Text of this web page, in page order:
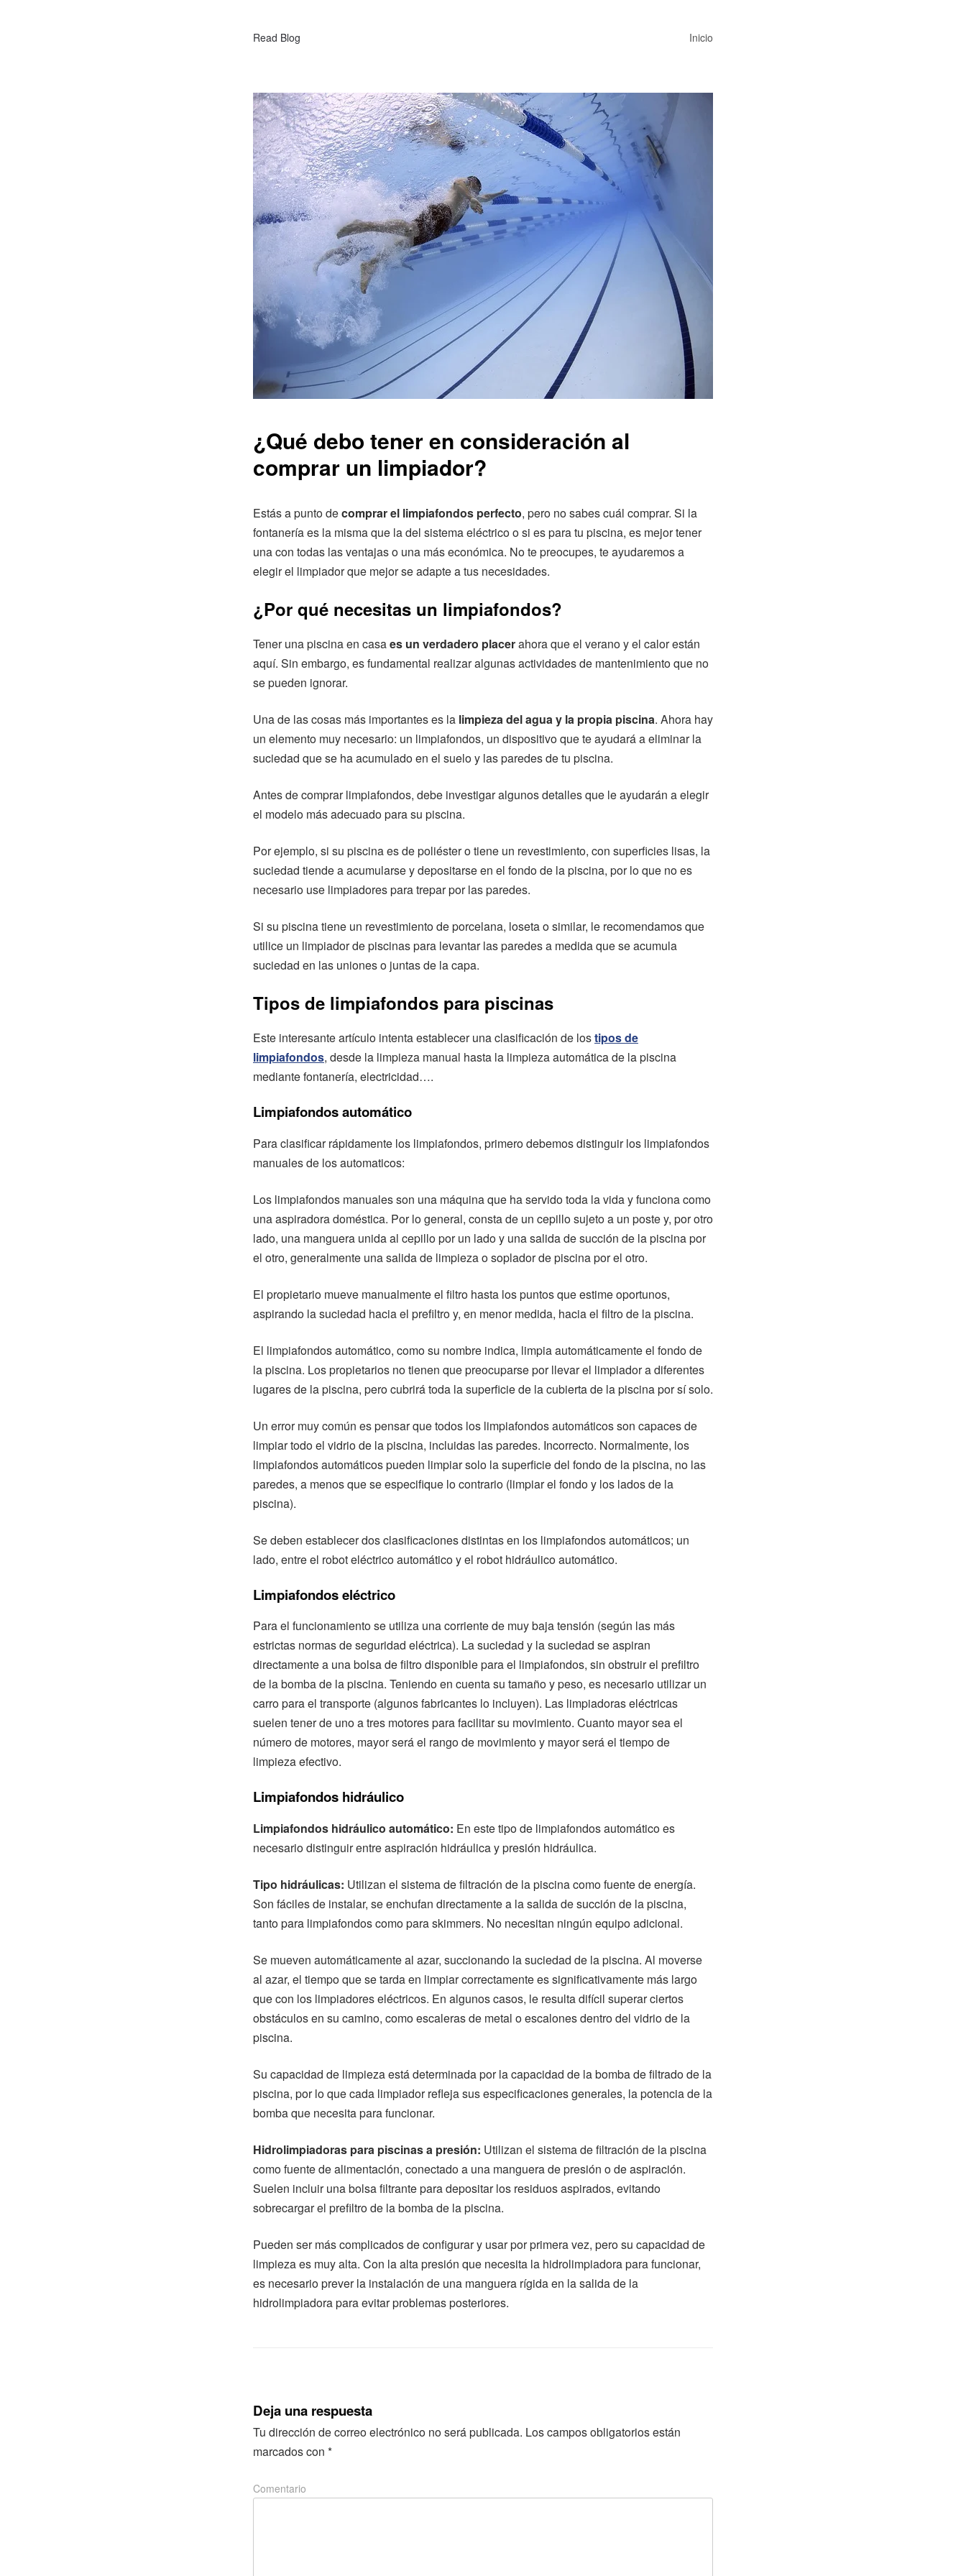
Read Blog Inicio
¿Qué debo tener en consideración al
comprar un limpiador?
Estás a punto decomprar el limpiafondos perfecto, pero no sabes cuál comprar. Si la
fontanería es la misma que la del sistema eléctrico o si es para tu piscina, es mejor tener
una con todas las ventajas o una más económica. No te preocupes, te ayudaremos a
elegir el limpiador que mejor se adapte a tus necesidades.
¿Por qué necesitas un limpiafondos?
Tener una piscina en casaes un verdadero placerahora que el verano y el calor están
aquí. Sin embargo, es fundamental realizar algunas actividades de mantenimiento que no
se pueden ignorar.
Una de las cosas más importantes es la limpieza del agua y la propia piscina. Ahora hay
un elemento muy necesario: un limpiafondos, un dispositivo que te ayudará a eliminar la
suciedad que se ha acumulado en el suelo y las paredes de tu piscina.
Antes de comprar limpiafondos, debe investigar algunos detalles que le ayudarán a elegir
el modelo más adecuado para su piscina.
Por ejemplo, si su piscina es de poliéster o tiene un revestimiento, con superficies lisas, la
suciedad tiende a acumularse y depositarse en el fondo de la piscina, por lo que no es
necesario use limpiadores para trepar por las paredes.
Si su piscina tiene un revestimiento de porcelana, loseta o similar, le recomendamos que
utilice un limpiador de piscinas para levantar las paredes a medida que se acumula
suciedad en las uniones o juntas de la capa.
Tipos de limpiafondos para piscinas
Este interesante artículo intenta establecer una clasificación de lostipos de
limpiafondos, desde la limpieza manual hasta la limpieza automática de la piscina
mediante fontanería, electricidad….
Limpiafondos automático
Para clasificar rápidamente los limpiafondos, primero debemos distinguir los limpiafondos
manuales de los automaticos:
Los limpiafondos manuales son una máquina que ha servido toda la vida y funciona como
una aspiradora doméstica. Por lo general, consta de un cepillo sujeto a un poste y, por otro
lado, una manguera unida al cepillo por un lado y una salida de succión de la piscina por
el otro, generalmente una salida de limpieza o soplador de piscina por el otro.
El propietario mueve manualmente el filtro hasta los puntos que estime oportunos,
aspirando la suciedad hacia el prefiltro y, en menor medida, hacia el filtro de la piscina.
El limpiafondos automático, como su nombre indica, limpia automáticamente el fondo de
la piscina. Los propietarios no tienen que preocuparse por llevar el limpiador a diferentes
lugares de la piscina, pero cubrirá toda la superficie de la cubierta de la piscina por sí solo.
Un error muy común es pensar que todos los limpiafondos automáticos son capaces de
limpiar todo el vidrio de la piscina, incluidas las paredes. Incorrecto. Normalmente, los
limpiafondos automáticos pueden limpiar solo la superficie del fondo de la piscina, no las
paredes, a menos que se especifique lo contrario (limpiar el fondo y los lados de la
piscina).
Se deben establecer dos clasificaciones distintas en los limpiafondos automáticos; un
lado, entre el robot eléctrico automático y el robot hidráulico automático.
Limpiafondos eléctrico
Para el funcionamiento se utiliza una corriente de muy baja tensión (según las más
estrictas normas de seguridad eléctrica). La suciedad y la suciedad se aspiran
directamente a una bolsa de filtro disponible para el limpiafondos, sin obstruir el prefiltro
de la bomba de la piscina. Teniendo en cuenta su tamaño y peso, es necesario utilizar un
carro para el transporte (algunos fabricantes lo incluyen). Las limpiadoras eléctricas
suelen tener de uno a tres motores para facilitar su movimiento. Cuanto mayor sea el
número de motores, mayor será el rango de movimiento y mayor será el tiempo de
limpieza efectivo.
Limpiafondos hidráulico
Limpiafondos hidráulico automático: En este tipo de limpiafondos automático es
necesario distinguir entre aspiración hidráulica y presión hidráulica.
Tipo hidráulicas: Utilizan el sistema de filtración de la piscina como fuente de energía.
Son fáciles de instalar, se enchufan directamente a la salida de succión de la piscina,
tanto para limpiafondos como para skimmers. No necesitan ningún equipo adicional.
Se mueven automáticamente al azar, succionando la suciedad de la piscina. Al moverse
al azar, el tiempo que se tarda en limpiar correctamente es significativamente más largo
que con los limpiadores eléctricos. En algunos casos, le resulta difícil superar ciertos
obstáculos en su camino, como escaleras de metal o escalones dentro del vidrio de la
piscina.
Su capacidad de limpieza está determinada por la capacidad de la bomba de filtrado de la
piscina, por lo que cada limpiador refleja sus especificaciones generales, la potencia de la
bomba que necesita para funcionar.
Hidrolimpiadoras para piscinas a presión: Utilizan el sistema de filtración de la piscina
como fuente de alimentación, conectado a una manguera de presión o de aspiración.
Suelen incluir una bolsa filtrante para depositar los residuos aspirados, evitando
sobrecargar el prefiltro de la bomba de la piscina.
Pueden ser más complicados de configurar y usar por primera vez, pero su capacidad de
limpieza es muy alta. Con la alta presión que necesita la hidrolimpiadora para funcionar,
es necesario prever la instalación de una manguera rígida en la salida de la
hidrolimpiadora para evitar problemas posteriores.
Deja una respuesta
Tu dirección de correo electrónico no será publicada. Los campos obligatorios están
marcados con *
Comentario